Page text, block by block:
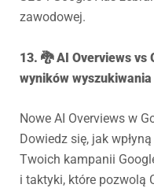
zawodowej.
13. 🐉 AI Overviews
wyników
Nowe AI Overviews w
Dowiedz się, jak
Twoich kampanii
i taktyki, które pozwolą